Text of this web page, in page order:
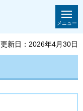
メニュー
更新日：2026年4月30日